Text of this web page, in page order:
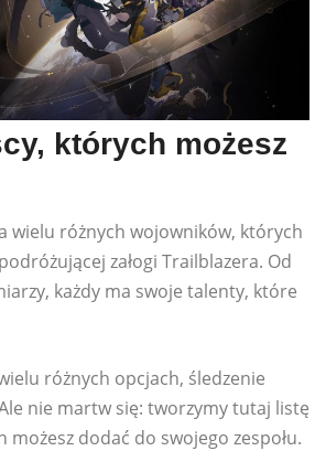
których możesz
wielu różnych wojowników, których
załogi Trailblazera. Od
każdy ma swoje talenty, które
różnych opcjach, śledzenie
nie martw się: tworzymy tutaj listę
możesz dodać do swojego zespołu.